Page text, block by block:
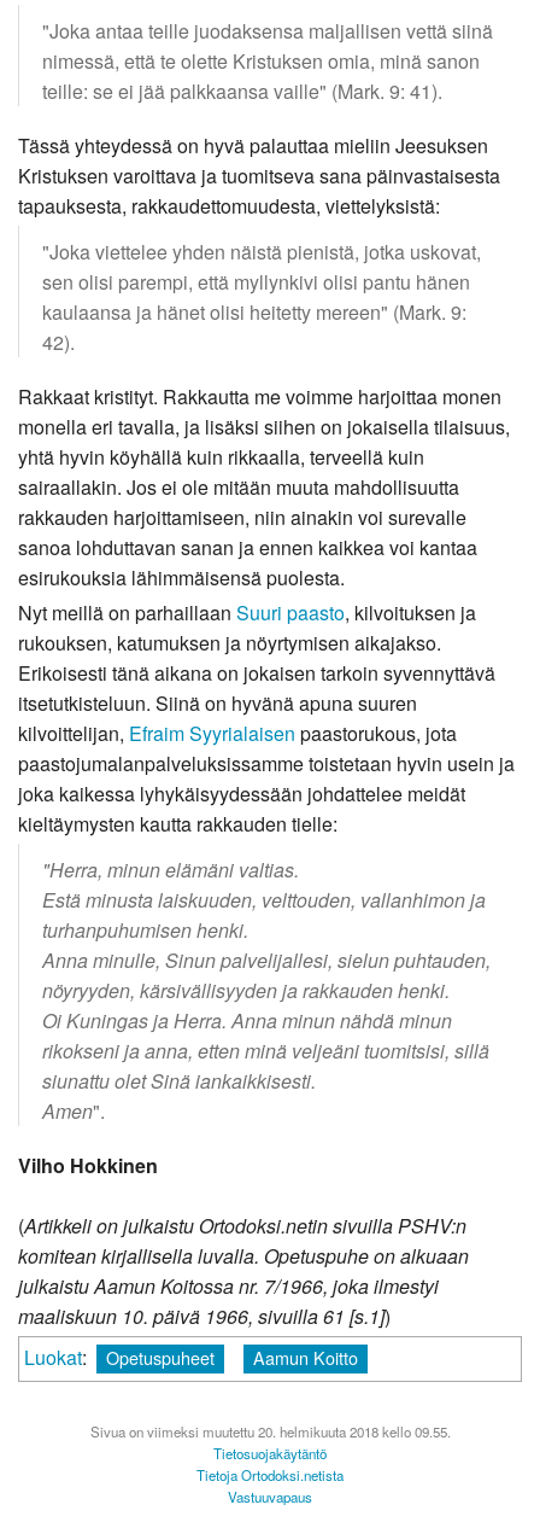
"Joka antaa teille juodaksensa maljallisen vettä siinä
nimessä, että te olette Kristuksen omia, minä sanon
teille: se ei jää palkkaansa vaille" (Mark. 9: 41).
Tässä yhteydessä on hyvä palauttaa mieliin Jeesuksen
Kristuksen varoittava ja tuomitseva sana päinvastaisesta
tapauksesta, rakkaudettomuudesta, viettelyksistä:
"Joka viettelee yhden näistä pienistä, jotka uskovat,
sen olisi parempi, että myllynkivi olisi pantu hänen
kaulaansa ja hänet olisi heitetty mereen" (Mark. 9:
42).
Rakkaat kristityt. Rakkautta me voimme harjoittaa monen
monella eri tavalla, ja lisäksi siihen on jokaisella tilaisuus,
yhtä hyvin köyhällä kuin rikkaalla, terveellä kuin
sairaallakin. Jos ei ole mitään muuta mahdollisuutta
rakkauden harjoittamiseen, niin ainakin voi surevalle
sanoa lohduttavan sanan ja ennen kaikkea voi kantaa
esirukouksia lähimmäisensä puolesta.
Nyt meillä on parhaillaan Suuri paasto, kilvoituksen ja
rukouksen, katumuksen ja nöyrtymisen aikajakso.
Erikoisesti tänä aikana on jokaisen tarkoin syvennyttävä
itsetutkisteluun. Siinä on hyvänä apuna suuren
kilvoittelijan, Efraim Syyrialaisen paastorukous, jota
paastojumalanpalveluksissamme toistetaan hyvin usein ja
joka kaikessa lyhykäisyydessään johdattelee meidät
kieltäymysten kautta rakkauden tielle:
"Herra, minun elämäni valtias.
Estä minusta laiskuuden, velttouden, vallanhimon ja
turhanpuhumisen henki.
Anna minulle, Sinun palvelijallesi, sielun puhtauden,
nöyryyden, kärsivällisyyden ja rakkauden henki.
Oi Kuningas ja Herra. Anna minun nähdä minun
rikokseni ja anna, etten minä veljeäni tuomitsisi, sillä
siunattu olet Sinä iankaikkisesti.
Amen".
Vilho Hokkinen
(Artikkeli on julkaistu Ortodoksi.netin sivuilla PSHV:n
komitean kirjallisella luvalla. Opetuspuhe on alkuaan
julkaistu Aamun Koitossa nr. 7/1966, joka ilmestyi
maaliskuun 10. päivä 1966, sivuilla 61 [s.1])
Luokat: Opetuspuheet Aamun Koitto
Sivua on viimeksi muutettu 20. helmikuuta 2018 kello 09.55.
Tietosuojakäytäntö
Tietoja Ortodoksi.netista
Vastuuvapaus